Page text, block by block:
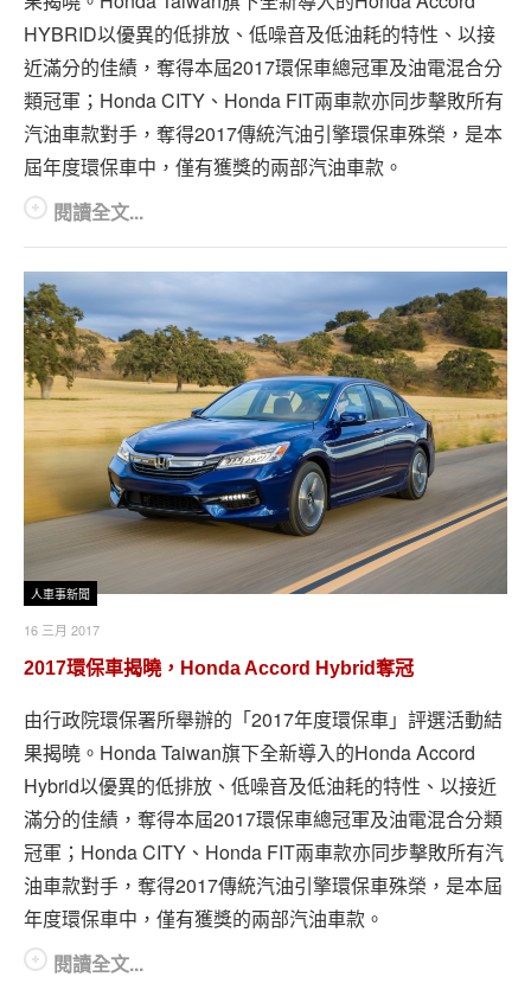
HYBRID以優異的低排放、低噪音及低油耗的特性、以接
近滿分的佳績，奪得本屆2017環保車總冠軍及油電混合分
類冠軍；Honda CITY、Honda FIT兩車款亦同步擊敗所有
汽油車款對手，奪得2017傳統汽油引擎環保車殊榮，是本
屆年度環保車中，僅有獲獎的兩部汽油車款。
閱讀全文...
人車事新聞
16 三月 2017
2017環保車揭曉，Honda Accord Hybrid奪冠
由行政院環保署所舉辦的「2017年度環保車」評選活動結
果揭曉。Honda Taiwan旗下全新導入的Honda Accord
Hybrid以優異的低排放、低噪音及低油耗的特性、以接近
滿分的佳績，奪得本屆2017環保車總冠軍及油電混合分類
冠軍；Honda CITY、Honda FIT兩車款亦同步擊敗所有汽
油車款對手，奪得2017傳統汽油引擎環保車殊榮，是本屆
年度環保車中，僅有獲獎的兩部汽油車款。
閱讀全文...